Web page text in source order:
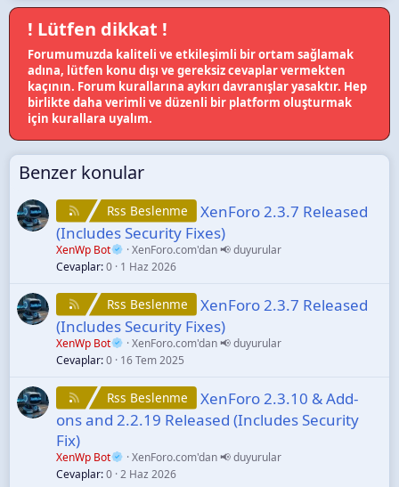
! Lütfen dikkat !
Forumumuzda kaliteli ve etkileşimli bir ortam sağlamak
adına, lütfen konu dışı ve gereksiz cevaplar vermekten
kaçının. Forum kurallarına aykırı davranışlar yasaktır. Hep
birlikte daha verimli ve düzenli bir platform oluşturmak
için kurallara uyalım.
Benzer konular
Rss Beslenme
XenForo 2.3.7 Released
(Includes Security Fixes)
XenWp Bot
XenForo.com'dan 📢 duyurular
Cevaplar 0 1 Haz 2026
Rss Beslenme
XenForo 2.3.7 Released
(Includes Security Fixes)
XenWp Bot
XenForo.com'dan 📢 duyurular
Cevaplar 0 16 Tem 2025
Rss Beslenme
XenForo 2.3.10 & Add-
ons and 2.2.19 Released (Includes Security
Fix)
XenWp Bot
XenForo.com'dan 📢 duyurular
Cevaplar 0 2 Haz 2026